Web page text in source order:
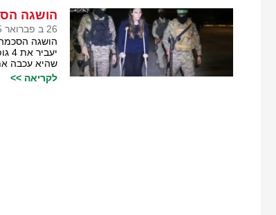
הושגה
26 ב פברואר 2025
הושגה
שהיא עכבה
לקריאה >>